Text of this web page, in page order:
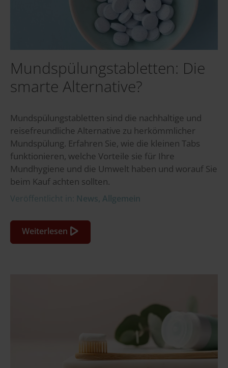
Mundspülungstabletten: Die
smarte Alternative?
Mundspülungstabletten sind die nachhaltige und
reisefreundliche Alternative zu herkömmlicher
Mundspülung. Erfahren Sie, wie die kleinen Tabs
funktionieren, welche Vorteile sie für Ihre
Mundhygiene und die Umwelt haben und worauf Sie
beim Kauf achten sollten.
Veröffentlicht in: News, Allgemein
Weiterlesen